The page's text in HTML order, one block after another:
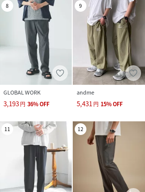
8
GLOBAL WORK
3,193円 36%OFF
9
andme
5,431 円 15%OFF
11 12